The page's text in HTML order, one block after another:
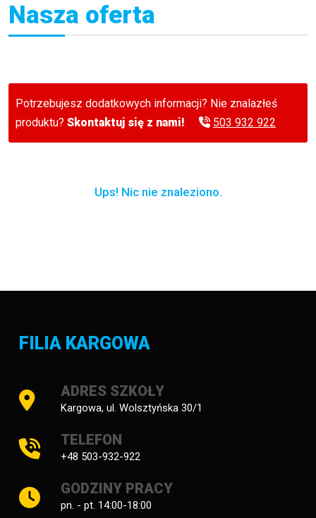
Nasza oferta
Potrzebujesz dodatkowych informacji? Nie znalazłeś
produktu? Skontaktuj się z nami! 503 932 922
Ups! Nic nie znaleziono.
FILIA KARGOWA
ADRES SZKOŁY
Kargowa, ul. Wolsztyńska 30/1
TELEFON
+48 503-932-922
GODZINY PRACY
pn. - pt. 14:00-18:00